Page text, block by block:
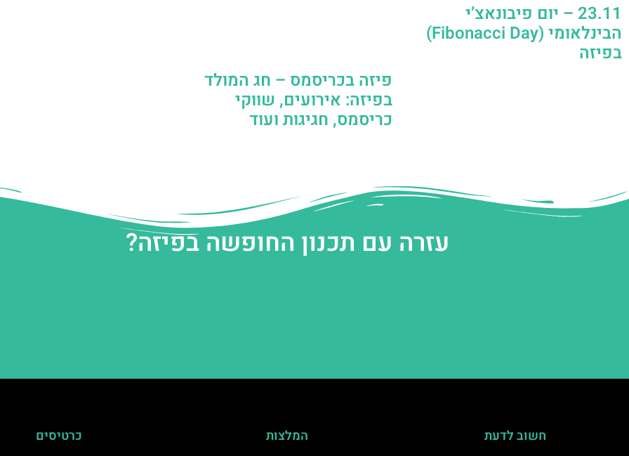
23.11 – יום פיבונאצ’י
הבינלאומי (Fibonacci Day)
בפיזה
פיזה בכריסמס – חג המולד
בפיזה: אירועים, שווקי
כריסמס, חגיגות ועוד
עזרה עם תכנון החופשה בפיזה?
חשוב לדעת
המלצות
כרטיסים